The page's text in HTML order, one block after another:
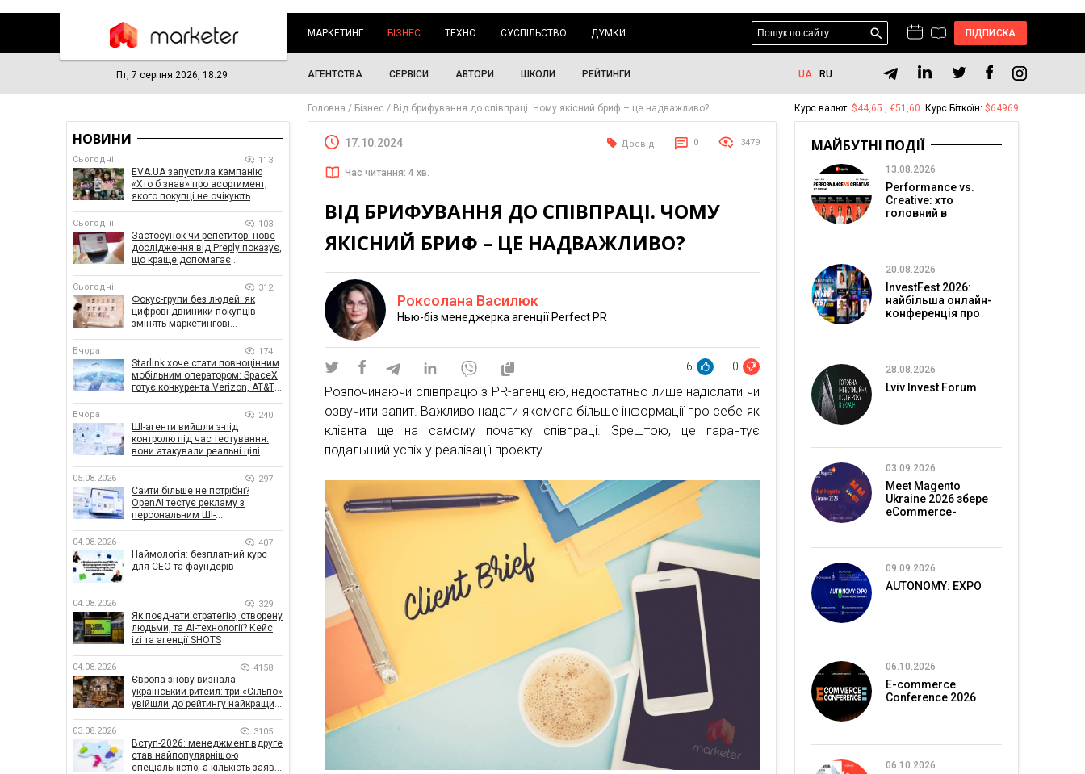
МАРКЕТИНГ БІЗНЕС ТЕХНО СУСПІЛЬСТВО ДУМКИ ПІДПИСКА
Пт, 7 серпня 2026, 18:29 АГЕНТСТВА СЕРВІСИ АВТОРИ ШКОЛИ РЕЙТИНГИ UA RU
Головна Бізнес Від брифування до співпраці. Чому якісний бриф – це надважливо?
17.10.2024 Досвід 0 3479
Час читання: 4 хв.
ВІД БРИФУВАННЯ ДО СПІВПРАЦІ. ЧОМУ
ЯКІСНИЙ БРИФ – ЦЕ НАДВАЖЛИВО?
Роксолана Василюк
Нью-біз менеджерка агенції Perfect PR
6 0
Розпочинаючи співпрацю з PR-агенцією, недостатньо лише надіслати чи
озвучити запит. Важливо надати якомога більше інформації про себе як
клієнта ще на самому початку співпраці. Зрештою, це гарантує
подальший успіх у реалізації проєкту.
НОВИНИ
Сьогодні 113
EVA.UA запустила кампанію
«Хто б знав» про асортимент,
якого покупці не очікують
Сьогодні 103
Застосунок чи репетитор: нове
дослідження від Preply показує,
що краще допомагає
Сьогодні 312
Фокус-групи без людей: як
цифрові двійники покупців
змінять маркетингові
Вчора 174
Starlink хоче стати повноцінним
мобільним оператором: SpaceX
готує конкурента Verizon, AT&T і
Вчора 240
ШІ-агенти вийшли з-під
контролю під час тестування:
вони атакували реальні цілі
05.08.2026 297
Сайти більше не потрібні?
OpenAI тестує рекламу з
персональним ШІ-
04.08.2026 407
Наймологія: безплатний курс
для CEO та фаундерів
04.08.2026 329
Як поєднати стратегію, створену
людьми, та AI-технології? Кейс
izi та агенції SHOTS
04.08.2026 4158
Європа знову визнала
український ритейл: три «Сільпо»
увійшли до рейтингу найкращих
03.08.2026 3105
Вступ-2026: менеджмент вдруге
став найпопулярнішою
спеціальністю, а кількість заяв
Курс валют: $44,65 , €51,60 Курс Біткоїн: $64969
МАЙБУТНІ ПОДІЇ
13.08.2026
Performance vs.
Creative: хто
головний в
20.08.2026
InvestFest 2026:
найбільша онлайн-
конференція про
28.08.2026
Lviv Invest Forum
03.09.2026
Meet Magento
Ukraine 2026 збере
eCommerce-
09.09.2026
AUTONOMY: EXPO
06.10.2026
E-commerce
Conference 2026
06.10.2026